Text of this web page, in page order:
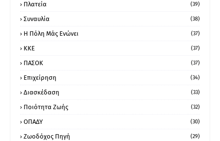
Πλατεία (39)
Συναυλία (38)
Η Πόλη Μάς Ενώνει (37)
ΚΚΕ (37)
ΠΑΣΟΚ (37)
Επιχείρηση (34)
Διασκέδαση (33)
Ποιότητα Ζωής (32)
ΟΠΑΔΥ (30)
Ζωοδόχος Πηγή (29)